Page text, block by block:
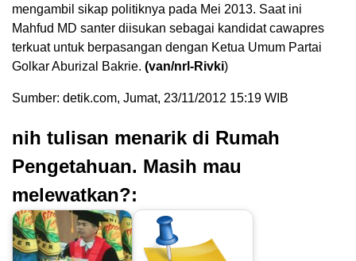
mengambil sikap politiknya pada Mei 2013. Saat ini
Mahfud MD santer diisukan sebagai kandidat cawapres
terkuat untuk berpasangan dengan Ketua Umum Partai
Golkar Aburizal Bakrie. (van/nrl-Rivki)
Sumber: detik.com, Jumat, 23/11/2012 15:19 WIB
nih tulisan menarik di Rumah
Pengetahuan. Masih mau
melewatkan?: